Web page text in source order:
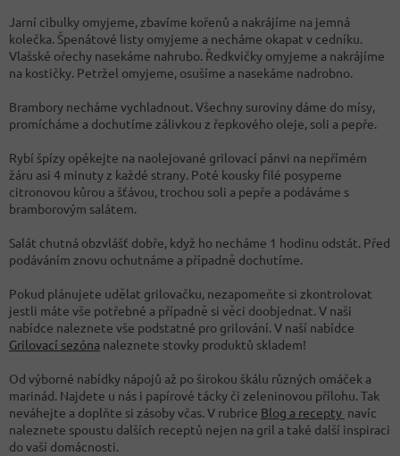
Jarní cibulky omyjeme, zbavíme kořenů a nakrájíme na jemná
kolečka. Špenátové listy omyjeme a necháme okapat v cedníku.
Vlašské ořechy nasekáme nahrubo. Ředkvičky omyjeme a nakrájíme
na kostičky. Petržel omyjeme, osušíme a nasekáme nadrobno.
Brambory necháme vychladnout. Všechny suroviny dáme do mísy,
promícháme a dochutíme zálivkou z řepkového oleje, soli a pepře.
Rybí špízy opékejte na naolejované grilovací pánvi na nepřímém
žáru asi 4 minuty z každé strany. Poté kousky filé posypeme
citronovou kůrou a šťávou, trochou soli a pepře a podáváme s
bramborovým salátem.
Salát chutná obzvlášť dobře, když ho necháme 1 hodinu odstát. Před
podáváním znovu ochutnáme a případně dochutíme.
Pokud plánujete udělat grilovačku, nezapomeňte si zkontrolovat
jestli máte vše potřebné a případně si věci doobjednat. V naši
nabídce naleznete vše podstatné pro grilování. V naší nabídce
Grilovací sezóna naleznete stovky produktů skladem!
Od výborné nabídky nápojů až po širokou škálu různých omáček a
marinád. Najdete u nás i papírové tácky či zeleninovou přílohu. Tak
neváhejte a doplňte si zásoby včas. V rubrice Blog a recepty navíc
naleznete spoustu dalších receptů nejen na gril a také další inspiraci
do vaší domácnosti.